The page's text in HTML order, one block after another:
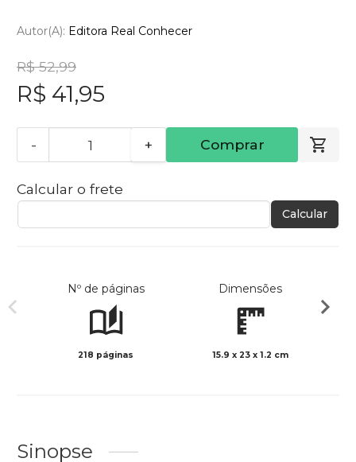
Autor(a): Editora Real Conhecer
R$ 52,99
R$ 41,95
- + Comprar
Calcular o frete
Calcular
Nº de páginas
218 páginas
Dimensões
15.9 x 23 x 1.2 cm
Sinopse